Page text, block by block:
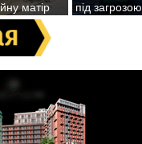
матір
під загрозою